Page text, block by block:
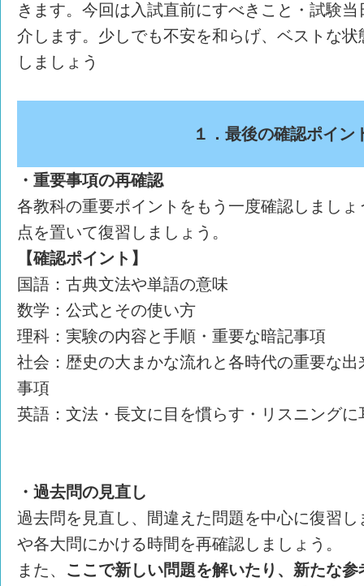
きます。今回は入試直前にすべきこと・試験
介します。少しでも不安を和らげ、ベストな
しましょう
１．最後の確認ポイン
・重要事項の再確認
各教科の重要ポイントをもう一度確認しまし
点を置いて復習しましょう。
【確認ポイント】
国語：古典文法や単語の意味
数学：公式とその使い方
理科：実験の内容と手順・重要な暗記事項
社会：歴史の大まかな流れと各時代の重要な
事項
英語：文法・長文に目を慣らす・リスニングに
・過去問の見直し
過去問を見直し、間違えた問題を中心に復習
や各大問にかける時間を再確認しましょう。
また、 ここで新しい問題を解いたり、新たな